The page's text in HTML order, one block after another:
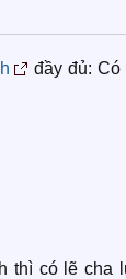
đầy đủ: Có
thì có lẽ cha